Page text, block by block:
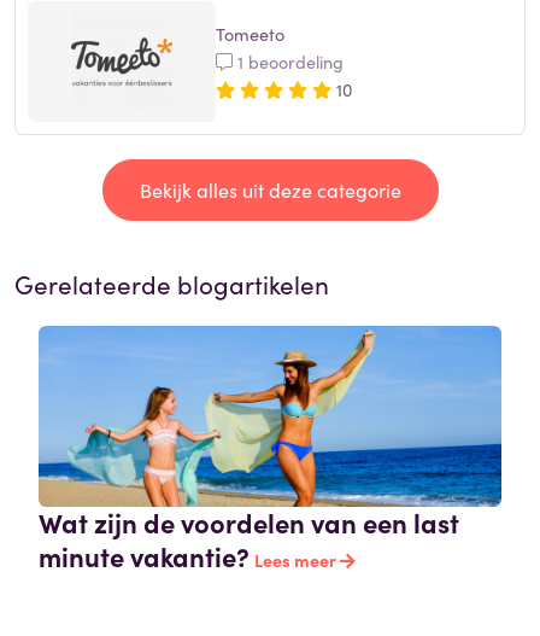
Tomeeto
1 beoordeling
10
Bekijk alles uit deze categorie
Gerelateerde blogartikelen
Wat zijn de voordelen van een last
minute vakantie? Lees meer